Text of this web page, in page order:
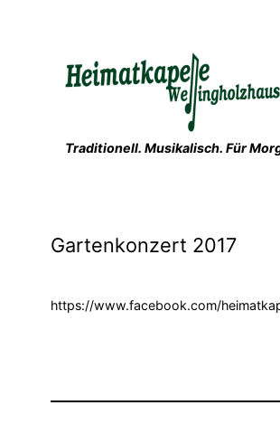
Traditionell. Musikalisch. Für
Gartenkonzert 2017
https://www.facebook.com/